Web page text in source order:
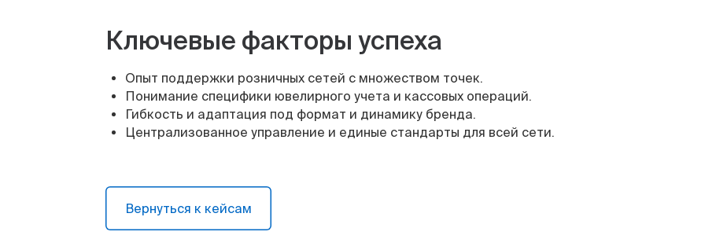
Ключевые факторы успеха
Опыт поддержки розничных сетей с множеством точек.
Понимание специфики ювелирного учета и кассовых операций.
Гибкость и адаптация под формат и динамику бренда.
Централизованное управление и единые стандарты для всей сети.
Вернуться к кейсам